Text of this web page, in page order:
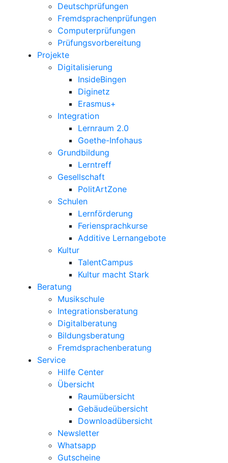
Deutschprüfungen
Fremdsprachenprüfungen
Computerprüfungen
Prüfungsvorbereitung
Projekte
Digitalisierung
InsideBingen
Diginetz
Erasmus+
Integration
Lernraum 2.0
Goethe-Infohaus
Grundbildung
Lerntreff
Gesellschaft
PolitArtZone
Schulen
Lernförderung
Feriensprachkurse
Additive Lernangebote
Kultur
TalentCampus
Kultur macht Stark
Beratung
Musikschule
Integrationsberatung
Digitalberatung
Bildungsberatung
Fremdsprachenberatung
Service
Hilfe Center
Übersicht
Raumübersicht
Gebäudeübersicht
Downloadübersicht
Newsletter
Whatsapp
Gutscheine